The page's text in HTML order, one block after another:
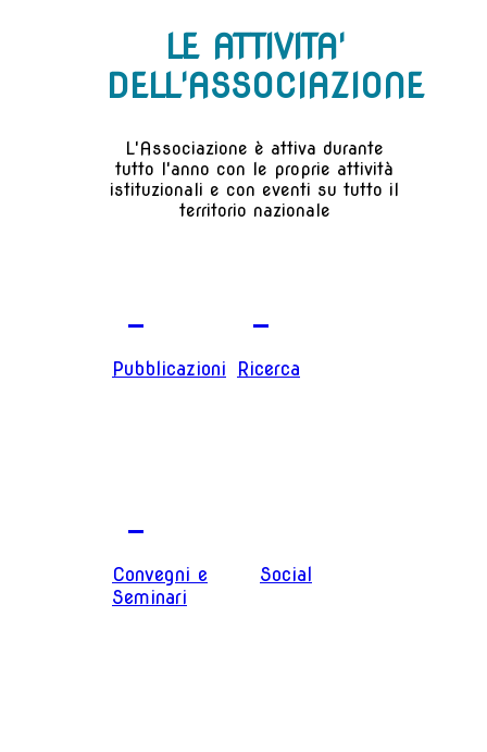
LE ATTIVITA'
DELL'ASSOCIAZIONE
L'Associazione è attiva durante
tutto l'anno con le proprie attività
istituzionali e con eventi su tutto il
territorio nazionale
Pubblicazioni Ricerca
Convegni e
Seminari
Social